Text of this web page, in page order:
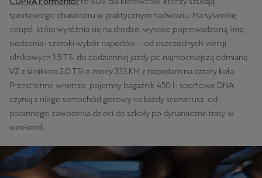
sportowego charakteru w praktycznym nadwoziu. Ma sylwetkę
coupé, która wyróżnia się na drodze, wysoko poprowadzoną linię
siedzenia i szeroki wybór napędów – od oszczędnych wersji
silnikowych 1.5 TSI do codziennej jazdy po najmocniejszą odmianę
VZ z silnikiem 2.0 TSI o mocy 333 KM z napędem na cztery koła.
Przestronne wnętrze, pojemny bagażnik 450 l i sportowe DNA
czynią z niego samochód gotowy na każdy scenariusz: od
porannego zawożenia dzieci do szkoły po dynamiczne trasy w
weekend.